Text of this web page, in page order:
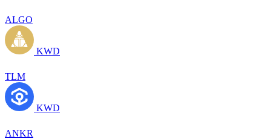
ALGO
KWD
TLM
KWD
ANKR